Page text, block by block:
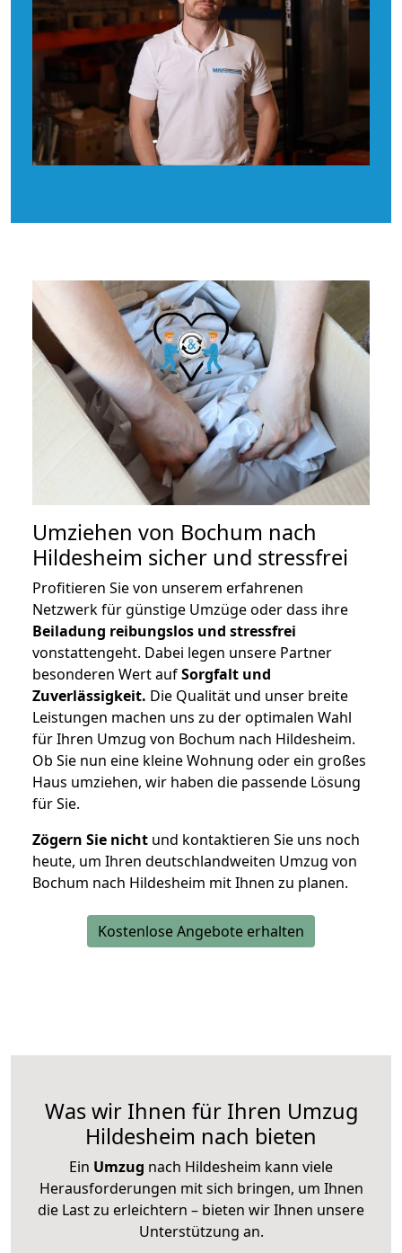
Umziehen von Bochum nach
Hildesheim sicher und stressfrei
Profitieren Sie von unserem erfahrenen
Netzwerk für günstige Umzüge oder dass ihre
Beiladung reibungslos und stressfrei
vonstattengeht. Dabei legen unsere Partner
besonderen Wert aufSorgfalt und
Zuverlässigkeit. Die Qualität und unser breite
Leistungen machen uns zu der optimalen Wahl
für Ihren Umzug von Bochum nach Hildesheim.
Ob Sie nun eine kleine Wohnung oder ein großes
Haus umziehen, wir haben die passende Lösung
für Sie.
Zögern Sie nicht und kontaktieren Sie uns noch
heute, um Ihren deutschlandweiten Umzug von
Bochum nach Hildesheim mit Ihnen zu planen.
Kostenlose Angebote erhalten
Was wir Ihnen für Ihren Umzug
Hildesheim nach bieten
Ein Umzug nach Hildesheim kann viele
Herausforderungen mit sich bringen, um Ihnen
die Last zu erleichtern – bieten wir Ihnen unsere
Unterstützung an.